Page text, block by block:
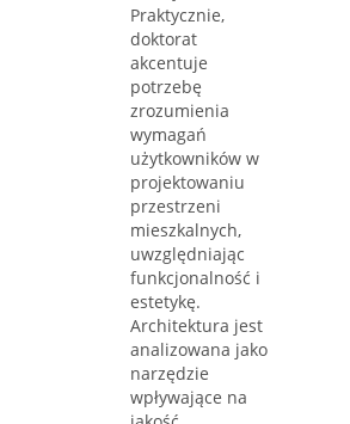
Praktycznie,
doktorat
akcentuje
potrzebę
zrozumienia
wymagań
użytkowników w
projektowaniu
przestrzeni
mieszkalnych,
uwzględniając
funkcjonalność i
estetykę.
Architektura jest
analizowana jako
narzędzie
wpływające na